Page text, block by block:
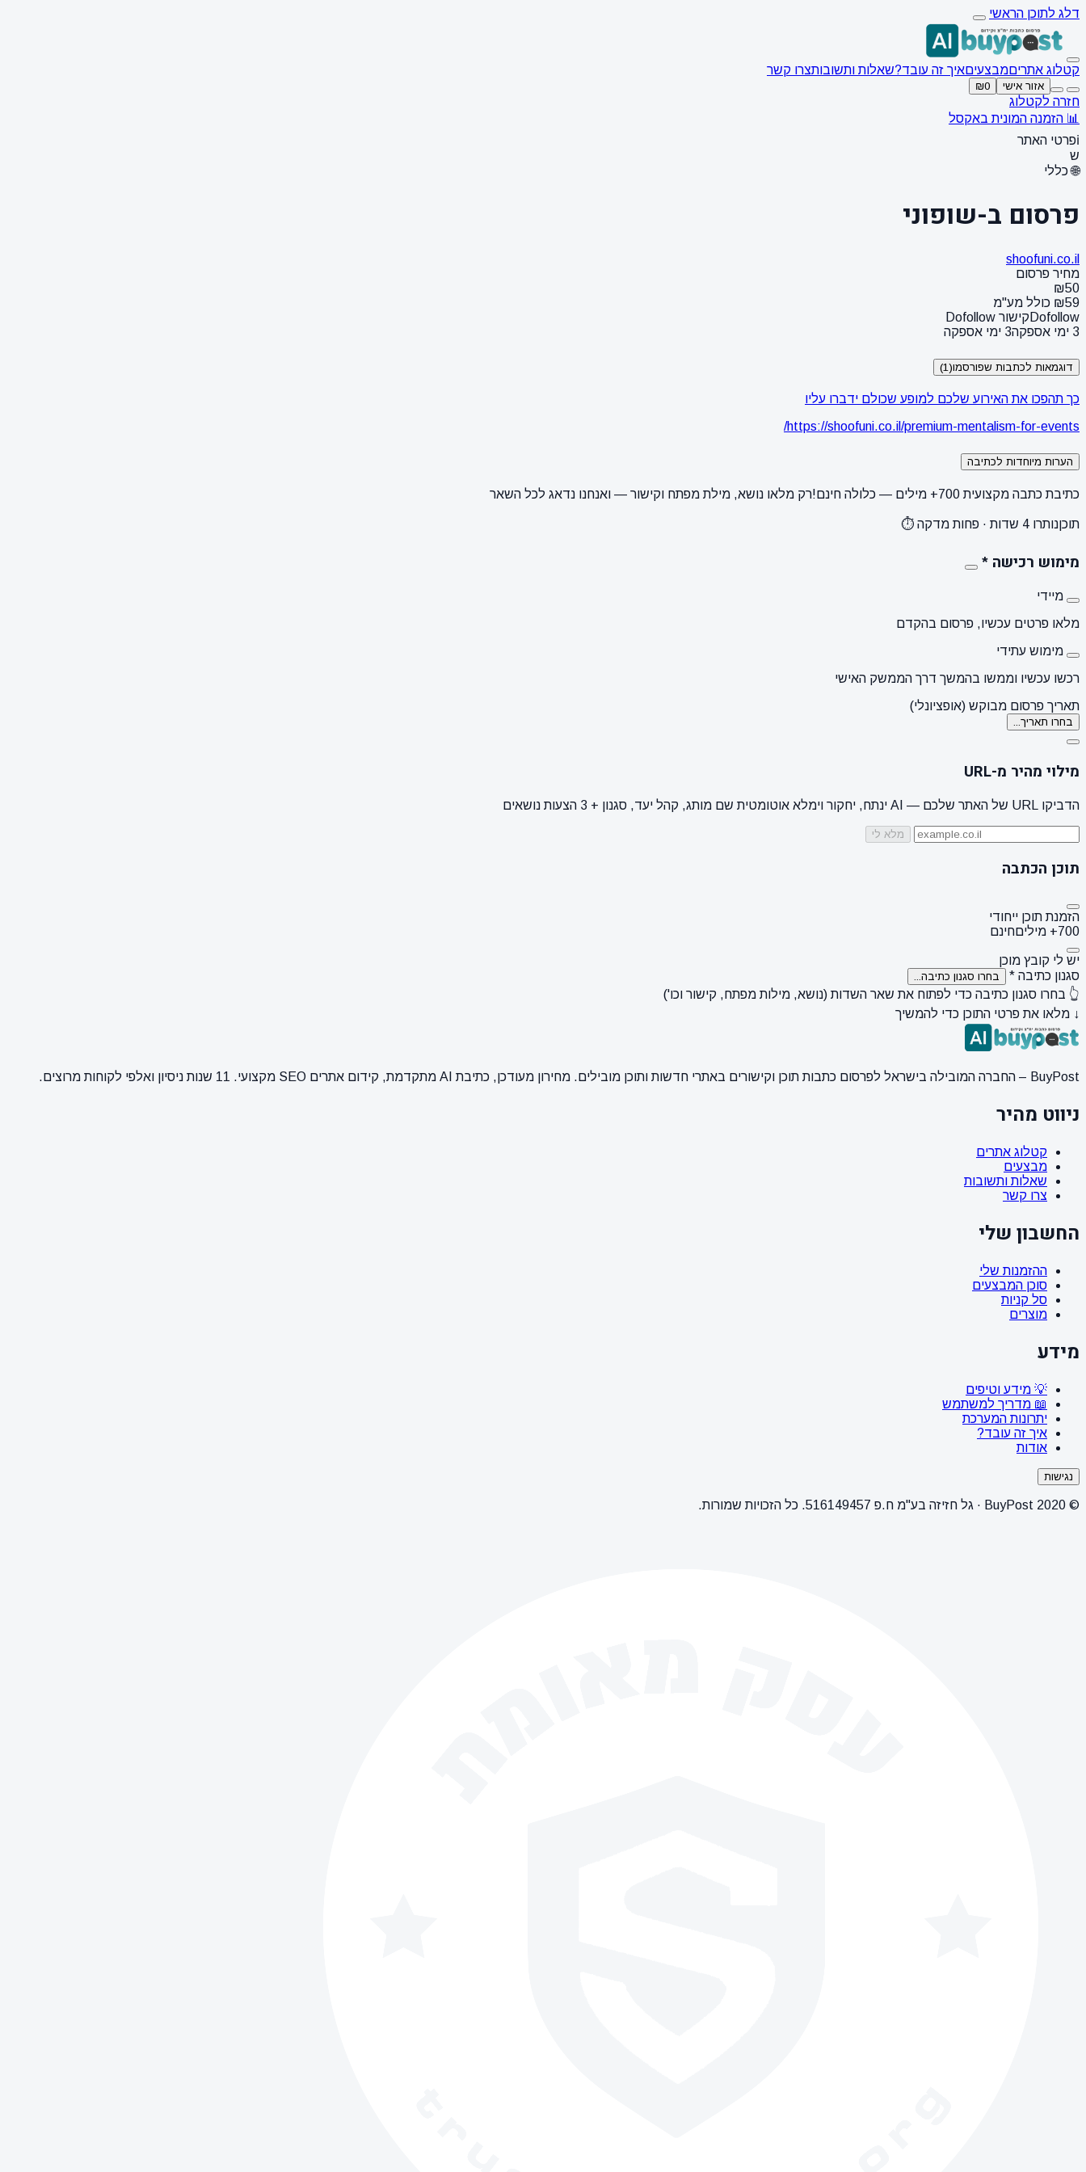
דלג לתוכן הראשי
קטלוג אתריםמבצעיםאיך זה עובד?שאלות ותשובותצרו קשר
אזור אישי ₪0
חזרה לקטלוג
📊 הזמנה המונית באקסל
ℹ️פרטי האתר
ש
🌐 כללי
פרסום ב-שופוני
shoofuni.co.il
מחיר פרסום
₪50
₪59 כולל מע"מ
Dofollow קישור Dofollow
3 ימי אספקה
3 ימי אספקה
דוגמאות לכתבות שפורסמו(1)
כך תהפכו את האירוע שלכם למופע שכולם ידברו עליו
https://shoofuni.co.il/premium-mentalism-for-events/
הערות מיוחדות לכתיבה
כתיבת כתבה מקצועית 700+ מילים — כלולה חינם! רק מלאו נושא, מילת מפתח וקישור — ואנחנו נדאג לכל השאר
תוכןנותרו 4 שדות · פחות מדקה ⏱️
מימוש רכישה *
מיידי
מלאו פרטים עכשיו, פרסום בהקדם
מימוש עתידי
רכשו עכשיו וממשו בהמשך דרך הממשק האישי
תאריך פרסום מבוקש (אופציונלי)
בחרו תאריך...
מילוי מהיר מ-URL
הדביקו URL של האתר שלכם — AI ינתח, יחקור וימלא אוטומטית שם מותג, קהל יעד, סגנון + 3 הצעות נושאים
מלא לי
תוכן הכתבה
הזמנת תוכן ייחודי
700+ מילים
חינם
יש לי קובץ מוכן
סגנון כתיבה * בחרו סגנון כתיבה...
👆 בחרו סגנון כתיבה כדי לפתוח את שאר השדות (נושא, מילות מפתח, קישור וכו')
↓ מלאו את פרטי התוכן כדי להמשיך
BuyPost – החברה המובילה בישראל לפרסום כתבות תוכן וקישורים באתרי חדשות ותוכן מובילים. מחירון מעודכן, כתיבת AI מתקדמת, קידום אתרים SEO מקצועי. 11 שנות ניסיון ואלפי לקוחות מרוצים.
ניווט מהיר
קטלוג אתרים
מבצעים
שאלות ותשובות
צרו קשר
החשבון שלי
ההזמנות שלי
סוכן המבצעים
סל קניות
מוצרים
מידע
💡 מידע וטיפים
📖 מדריך למשתמש
יתרונות המערכת
איך זה עובד?
אודות
נגישות
© 2020 BuyPost · גל חזיזה בע"מ ח.פ 516149457. כל הזכויות שמורות.